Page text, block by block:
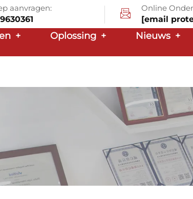
aanvragen:
Online
[email
+ Oplossing + Nieuws +